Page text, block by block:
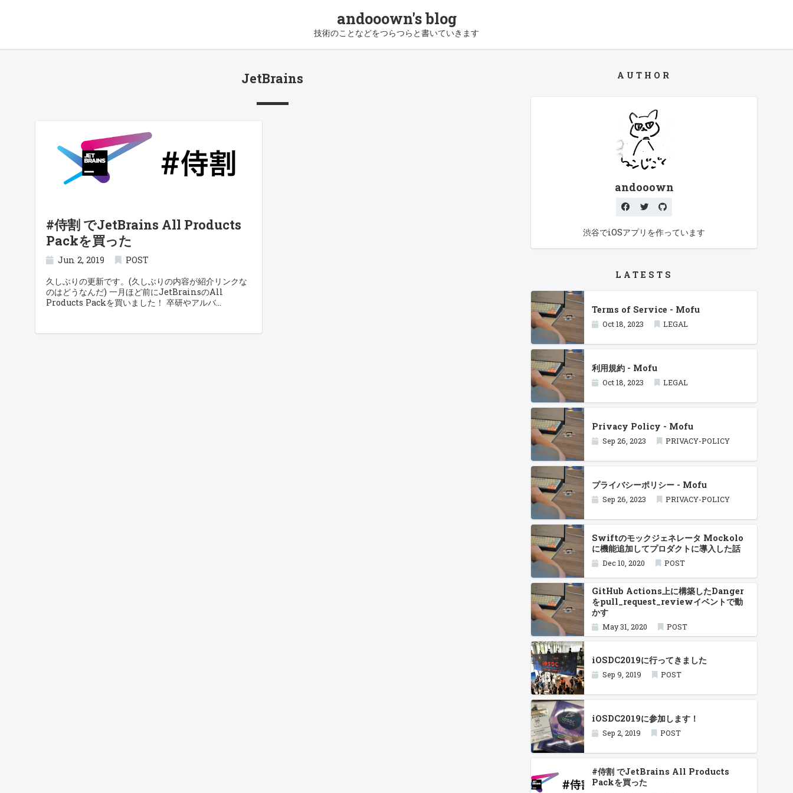
andooown's blog
技術のことなどをつらつらと書いていきます
JetBrains
#侍割 でJetBrains All Products
Packを買った
Jun 2, 2019
POST
久しぶりの更新です。(久しぶりの内容が紹介リンクな
のはどうなんだ) 一月ほど前にJetBrainsのAll
Products Packを買いました！ 卒研やアルバ
AUTHOR
andooown
渋谷でiOSアプリを作っています
LATESTS
Terms of Service - Mofu
Oct 18, 2023 LEGAL
利用規約 - Mofu
Oct 18, 2023 LEGAL
Privacy Policy - Mofu
Sep 26, 2023 PRIVACY-POLICY
プライバシーポリシー - Mofu
Sep 26, 2023 PRIVACY-POLICY
Swiftのモックジェネレータ Mockolo
に機能追加してプロダクトに導入した話
Dec 10, 2020 POST
GitHub Actions上に構築したDanger
をpull_request_reviewイベントで動
かす
May 31, 2020 POST
iOSDC2019に行ってきました
Sep 9, 2019 POST
iOSDC2019に参加します！
Sep 2, 2019 POST
#侍割 でJetBrains All Products
Packを買った